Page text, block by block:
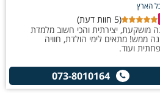
הארץ
(5 חוות דעת)
מושקעת, יצירתית והכי חשוב מלמדת
ממש! מתאים לימי הולדת, חוויה
ועוד.
073-8010164